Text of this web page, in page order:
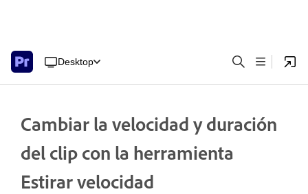
Desktop
Cambiar la velocidad y duración
del clip con la herramienta
Estirar velocidad